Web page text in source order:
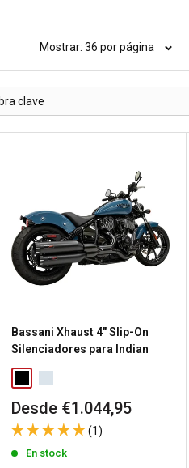
Mostrar: 36 por página
Bassani Xhaust 4" Slip-On
Silenciadores para Indian
Precio
de
venta
Desde €1.044,95
(1)
En stock